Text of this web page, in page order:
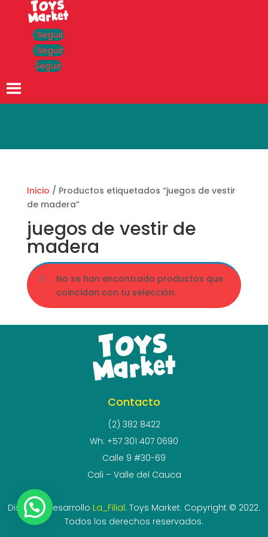
Seguir
Seguir
Seguir
Inicio / Productos etiquetados “juegos de vestir
de madera”
juegos de vestir de
madera
No se han encontrado productos que
coincidan con tu selección.
Contacto
(2) 382 8422
Wh: +57 301 407 0690
Calle 9 #30-69
Cali – Valle del Cauca
Diseño y desarrollo La_Filial. Toys Market. Copyright © 2022.
Todos los derechos reservados.